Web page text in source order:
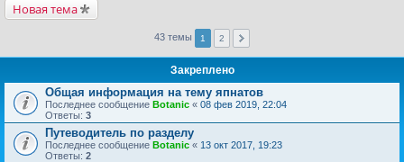
Новая тема
43 темы 1 2
Закреплено
Общая информация на тему япнатов
Последнее сообщение Botanic « 08 фев 2019, 22:04
Ответы: 3
Путеводитель по разделу
Последнее сообщение Botanic « 13 окт 2017, 19:23
Ответы: 2